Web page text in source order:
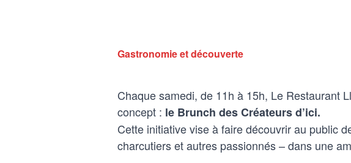
Gastronomie et découverte
Chaque samedi, de 11h à 15h, Le Restaurant
concept : le Brunch des Créateurs d’ici.
Cette initiative vise à faire découvrir au public
charcutiers et autres passionnés – dans une